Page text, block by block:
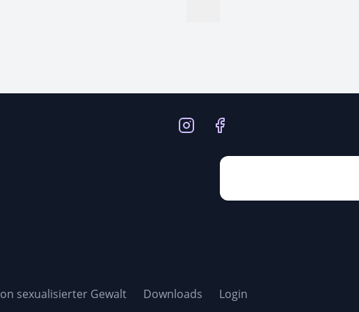
sexualisierter Gewalt Downloads Login